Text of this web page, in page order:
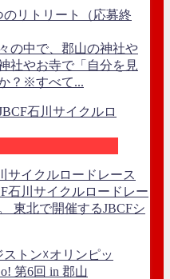
リトリート（応募終
の中で、郡山の神社や
社やお寺で「自分を見
？※すべて...
サイクルロードレース
石川サイクルロードレー
東北で開催するJBCFシ